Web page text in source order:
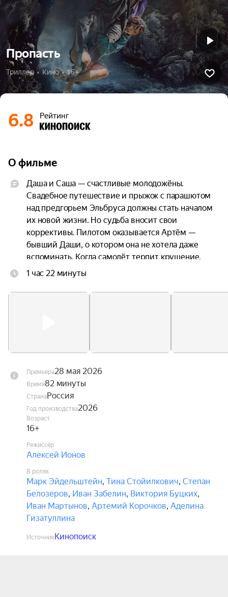
Пропасть
Триллер  •  Кино  •  16+
6.8 Рейтинг
О фильме
Даша и Саша — счастливые молодожёны.
Свадебное путешествие и прыжок с парашютом
над предгорьем Эльбруса должны стать началом
их новой жизни. Но судьба вносит свои
коррективы. Пилотом оказывается Артём —
бывший Даши, о котором она не хотела даже
вспоминать. Когда самолёт терпит крушение,
троим приходится прыгать без подготовки.
— но оказываются подвешены над горной
1 час 22 минуты
Премьера28 мая 2026
Время82 минуты
СтранаРоссия
Год производства2026
Возраст
16+
Режиссёр
Алексей Ионов
В ролях
Марк Эйдельштейн, Тина Стойилкович, Степан
Белозеров, Иван Забелин, Виктория Буцких,
Иван Мартынов, Артемий Корочков, Аделина
Гизатуллина
ИсточникКинопоиск